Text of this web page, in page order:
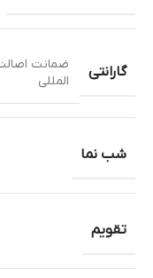
گارانتی
ضمانت
المللی
شب نما
تقویم